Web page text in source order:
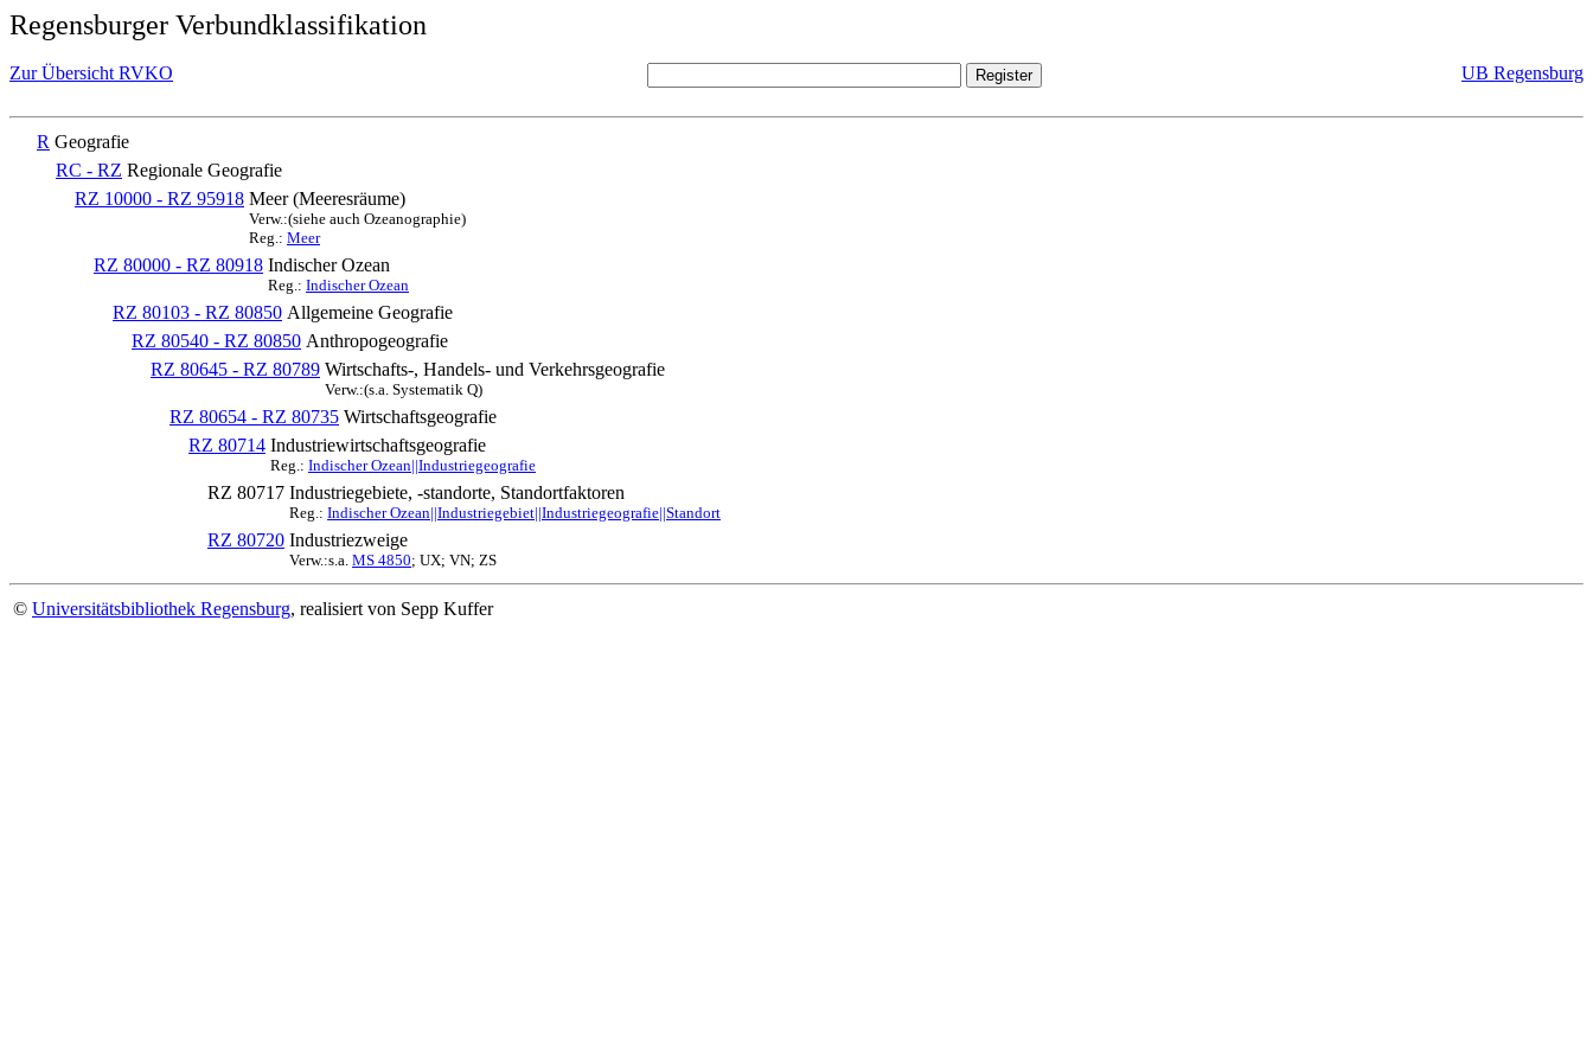
Regensburger Verbundklassifikation
Zur Übersicht RVKO UB Regensburg
R Geografie
RC - RZ Regionale Geografie
RZ 10000 - RZ 95918 Meer (Meeresräume)
Verw.:(siehe auch Ozeanographie)
Reg.: Meer
RZ 80000 - RZ 80918 Indischer Ozean
Reg.: Indischer Ozean
RZ 80103 - RZ 80850 Allgemeine Geografie
RZ 80540 - RZ 80850 Anthropogeografie
RZ 80645 - RZ 80789 Wirtschafts-, Handels- und Verkehrsgeografie
Verw.:(s.a. Systematik Q)
RZ 80654 - RZ 80735 Wirtschaftsgeografie
RZ 80714 Industriewirtschaftsgeografie
Reg.: Indischer Ozean||Industriegeografie
RZ 80717 Industriegebiete, -standorte, Standortfaktoren
Reg.: Indischer Ozean||Industriegebiet||Industriegeografie||Standort
RZ 80720 Industriezweige
Verw.:s.a. MS 4850; UX; VN; ZS
© Universitätsbibliothek Regensburg, realisiert von Sepp Kuffer